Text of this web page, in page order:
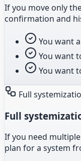
If you move only
confirmation and
You want
You want
You want
Full
Full
If you need
plan for a system